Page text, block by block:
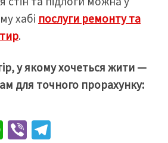
хабі послуги ремонту та
.
у якому хочеться жити —
для точного прорахунку:
W Vi